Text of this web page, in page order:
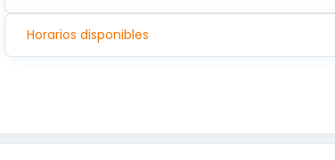
Horarios disponibles